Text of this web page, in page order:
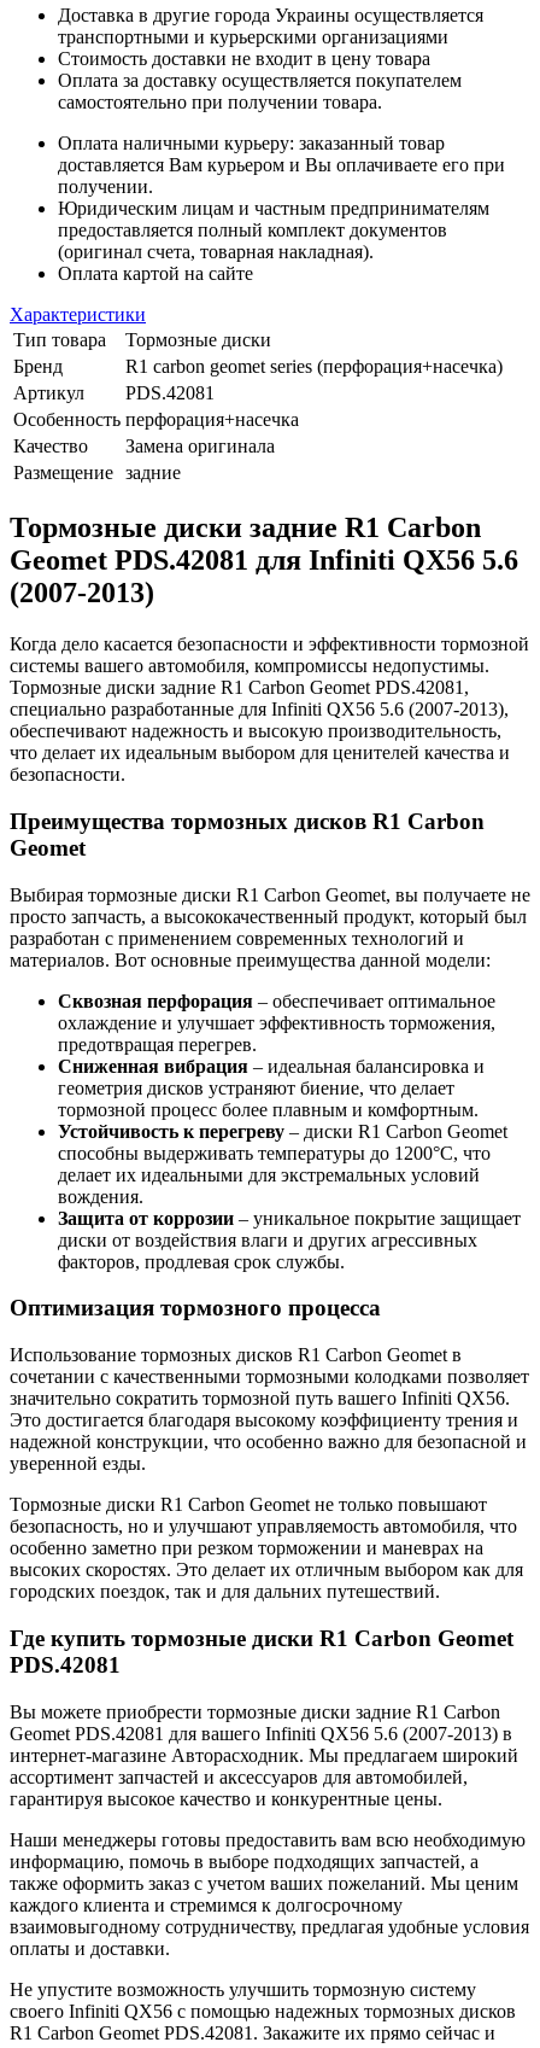
Доставка в другие города Украины осуществляется
транспортными и курьерскими организациями
Стоимость доставки не входит в цену товара
Оплата за доставку осуществляется покупателем
самостоятельно при получении товара.
Оплата наличными курьеру: заказанный товар
доставляется Вам курьером и Вы оплачиваете его при
получении.
Юридическим лицам и частным предпринимателям
предоставляется полный комплект документов
(оригинал счета, товарная накладная).
Оплата картой на сайте
Характеристики
Тип товара
Тормозные диски
Бренд
R1 carbon geomet series (перфорация+насечка)
Артикул
PDS.42081
Особенность перфорация+насечка
Качество
Замена оригинала
Размещение задние
Тормозные диски задние R1 Carbon
Geomet PDS.42081 для Infiniti QX56 5.6
(2007-2013)
Когда дело касается безопасности и эффективности тормозной
системы вашего автомобиля, компромиссы недопустимы.
Тормозные диски задние R1 Carbon Geomet PDS.42081,
специально разработанные для Infiniti QX56 5.6 (2007-2013),
обеспечивают надежность и высокую производительность,
что делает их идеальным выбором для ценителей качества и
безопасности.
Преимущества тормозных дисков R1 Carbon
Geomet
Выбирая тормозные диски R1 Carbon Geomet, вы получаете не
просто запчасть, а высококачественный продукт, который был
разработан с применением современных технологий и
материалов. Вот основные преимущества данной модели:
Сквозная перфорация – обеспечивает оптимальное
охлаждение и улучшает эффективность торможения,
предотвращая перегрев.
Сниженная вибрация – идеальная балансировка и
геометрия дисков устраняют биение, что делает
тормозной процесс более плавным и комфортным.
Устойчивость к перегреву – диски R1 Carbon Geomet
способны выдерживать температуры до 1200°C, что
делает их идеальными для экстремальных условий
вождения.
Защита от коррозии – уникальное покрытие защищает
диски от воздействия влаги и других агрессивных
факторов, продлевая срок службы.
Оптимизация тормозного процесса
Использование тормозных дисков R1 Carbon Geomet в
сочетании с качественными тормозными колодками позволяет
значительно сократить тормозной путь вашего Infiniti QX56.
Это достигается благодаря высокому коэффициенту трения и
надежной конструкции, что особенно важно для безопасной и
уверенной езды.
Тормозные диски R1 Carbon Geomet не только повышают
безопасность, но и улучшают управляемость автомобиля, что
особенно заметно при резком торможении и маневрах на
высоких скоростях. Это делает их отличным выбором как для
городских поездок, так и для дальних путешествий.
Где купить тормозные диски R1 Carbon Geomet
PDS.42081
Вы можете приобрести тормозные диски задние R1 Carbon
Geomet PDS.42081 для вашего Infiniti QX56 5.6 (2007-2013) в
интернет-магазине Авторасходник. Мы предлагаем широкий
ассортимент запчастей и аксессуаров для автомобилей,
гарантируя высокое качество и конкурентные цены.
Наши менеджеры готовы предоставить вам всю необходимую
информацию, помочь в выборе подходящих запчастей, а
также оформить заказ с учетом ваших пожеланий. Мы ценим
каждого клиента и стремимся к долгосрочному
взаимовыгодному сотрудничеству, предлагая удобные условия
оплаты и доставки.
Не упустите возможность улучшить тормозную систему
своего Infiniti QX56 с помощью надежных тормозных дисков
R1 Carbon Geomet PDS.42081. Закажите их прямо сейчас и